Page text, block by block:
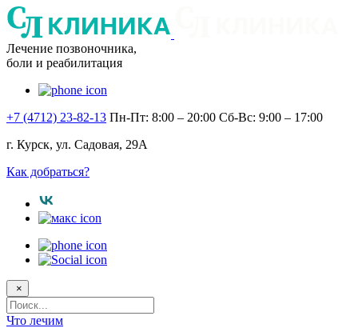
Лечение позвоночника,
боли и реабилитация
+7 (4712) 23-82-13 Пн-Пт: 8:00 – 20:00 Сб-Вс: 9:00 – 17:00
г. Курск, ул. Садовая, 29А
Как добраться?
×
Поисковый
запрос
Что лечим